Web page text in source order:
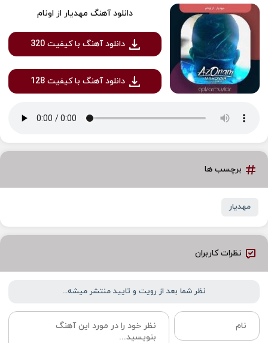
دانلود آهنگ مهدیار از اونام
دانلود آهنگ با کیفیت 320
دانلود آهنگ با کیفیت 128
برچسب ها
مهدیار
نظرات کاربران
نظر شما بعد از رویت و تایید منتشر میشه...